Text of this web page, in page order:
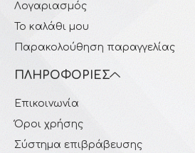
Λογαριασμός
Το καλάθι μου
Παρακολούθηση παραγγελίας
ΠΛΗΡΟΦΟΡΊΕΣ
Επικοινωνία
Όροι χρήσης
Σύστημα επιβράβευσης